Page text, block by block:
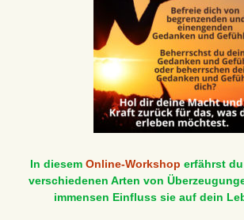
In diesem Online-Workshop erfährst
verschiedenen Arten von
immensen Einfluss sie auf dein